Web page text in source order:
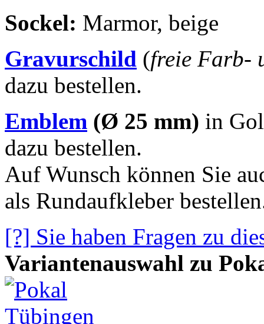
Sockel: Marmor, beige
Gravurschild (freie Farb-
dazu bestellen.
Emblem (Ø 25 mm) in
dazu bestellen.
Auf Wunsch können Sie
als Rundaufkleber
[?] Sie haben Fragen zu
Variantenauswahl zu